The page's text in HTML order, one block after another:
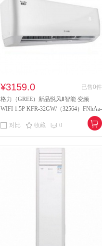
木制台、桌类 钢塑台、
音视频矩阵 视频会议会
电冰箱 风扇 服务器
喷墨打印机 针式打印机
¥3159.0
已售0件
格力（GREE）新品悦风Ⅱ智能 变频
WIFI 1.5P KFR-32GW/（32564）FNhAa-
对比
收藏 0